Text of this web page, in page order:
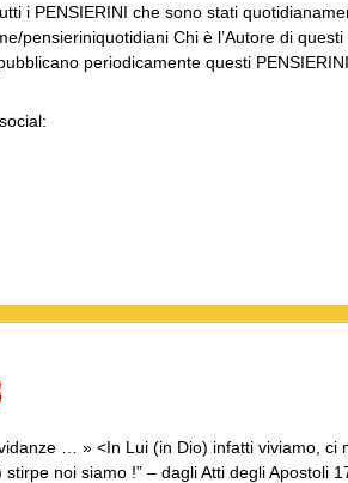
i PENSIERINI che sono stati
pensieriniquotidiani Chi è l’Autore di
periodicamente questi
… » <In Lui (in Dio) infatti viviamo, ci
noi siamo !” – dagli Atti degli Apostoli